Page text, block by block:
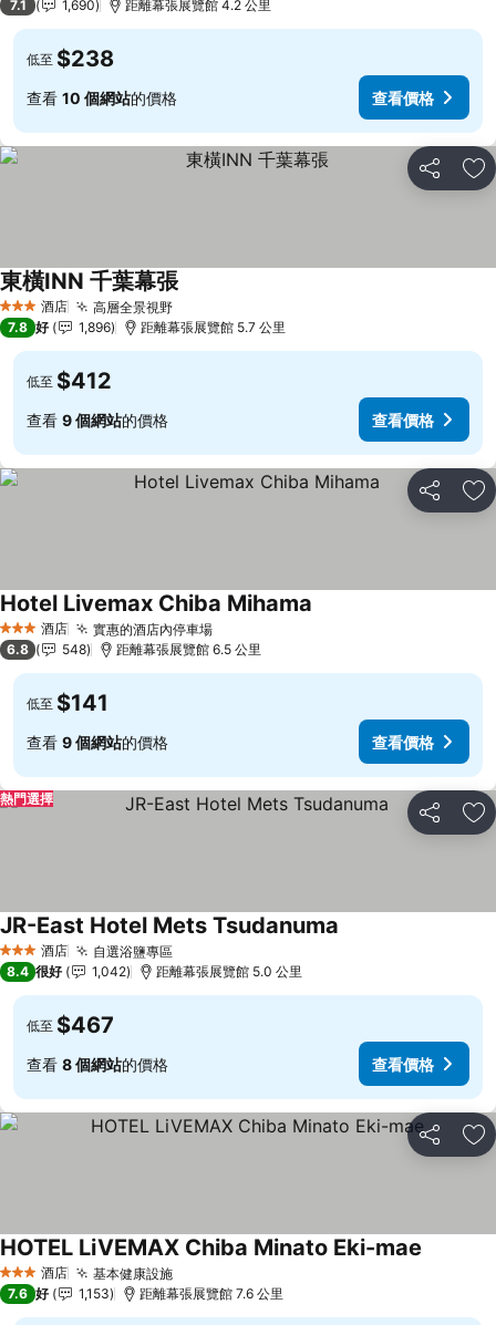
7.1 1,690 距離幕張展覽館 4.2 公里
低至 $238
查看 10 個網站的價格 查看價格
分享 放
3 星級 酒店 高層全景視野
東橫INN 千葉幕張
7.8 好 1,896 距離幕張展覽館 5.7 公里
低至 $412
查看 9 個網站的價格 查看價格
分享 放
3 星級 酒店 實惠的酒店內停車場
Hotel Livemax Chiba Mihama
6.8 548 距離幕張展覽館 6.5 公里
低至 $141
查看 9 個網站的價格 查看價格
分享 放
熱門選擇
3 星級 酒店 自選浴鹽專區
JR-East Hotel Mets Tsudanuma
8.4 很好 1,042 距離幕張展覽館 5.0 公里
低至 $467
查看 8 個網站的價格 查看價格
分享 放
3 星級 酒店 基本健康設施
HOTEL LiVEMAX Chiba Minato Eki-mae
7.6 好 1,153 距離幕張展覽館 7.6 公里